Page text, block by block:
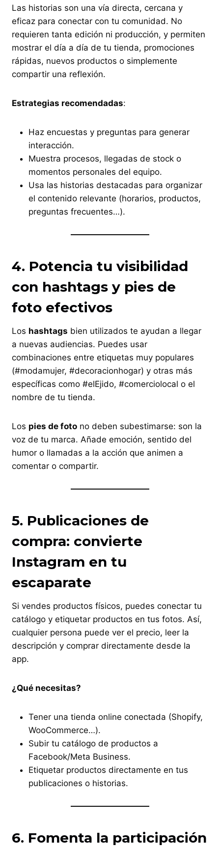
Las historias son una vía directa, cercana y
eficaz para conectar con tu comunidad. No
requieren tanta edición ni producción, y permiten
mostrar el día a día de tu tienda, promociones
rápidas, nuevos productos o simplemente
compartir una reflexión.
Estrategias recomendadas:
Haz encuestas y preguntas para generar
interacción.
Muestra procesos, llegadas de stock o
momentos personales del equipo.
Usa las historias destacadas para organizar
el contenido relevante (horarios, productos,
preguntas frecuentes…).
4. Potencia tu visibilidad
con hashtags y pies de
foto efectivos
Los hashtags bien utilizados te ayudan a llegar
a nuevas audiencias. Puedes usar
combinaciones entre etiquetas muy populares
(#modamujer, #decoracionhogar) y otras más
específicas como #elEjido, #comerciolocal o el
nombre de tu tienda.
Los pies de foto no deben subestimarse: son la
voz de tu marca. Añade emoción, sentido del
humor o llamadas a la acción que animen a
comentar o compartir.
5. Publicaciones de
compra: convierte
Instagram en tu
escaparate
Si vendes productos físicos, puedes conectar tu
catálogo y etiquetar productos en tus fotos. Así,
cualquier persona puede ver el precio, leer la
descripción y comprar directamente desde la
app.
¿Qué necesitas?
Tener una tienda online conectada (Shopify,
WooCommerce…).
Subir tu catálogo de productos a
Facebook/Meta Business.
Etiquetar productos directamente en tus
publicaciones o historias.
6. Fomenta la participación